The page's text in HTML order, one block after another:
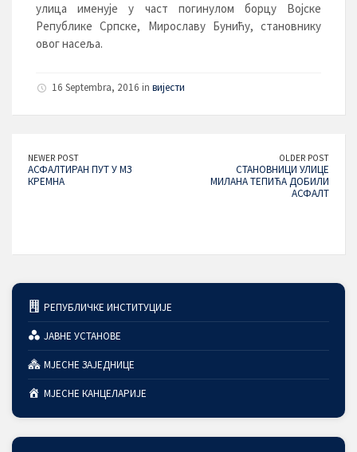
улица именује у част погинулом борцу Војске
Републике Српске, Мирославу Бунићу, становнику
овог насеља.
16 Septembra, 2016 in вијести
NEWER POST
АСФАЛТИРАН ПУТ У МЗ
КРЕМНА
OLDER POST
СТАНОВНИЦИ УЛИЦЕ
МИЛАНА ТЕПИЋА ДОБИЛИ
АСФАЛТ
РЕПУБЛИЧКЕ ИНСТИТУЦИЈЕ
ЈАВНЕ УСТАНОВЕ
МЈЕСНЕ ЗАЈЕДНИЦЕ
МЈЕСНЕ КАНЦЕЛАРИЈЕ